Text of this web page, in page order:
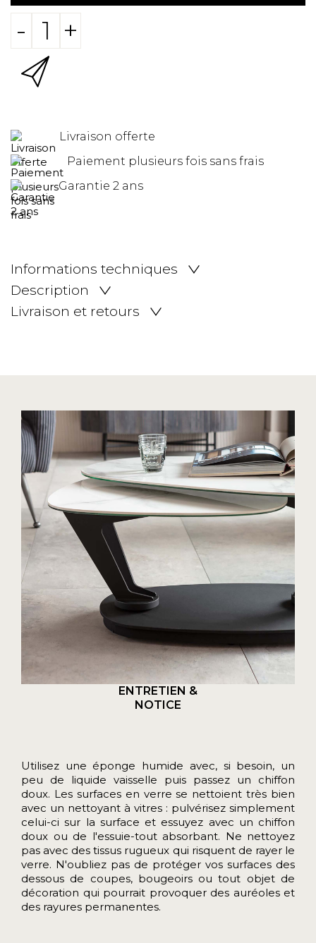
- +
Livraison offerte
Paiement plusieurs fois sans frais
Garantie 2 ans
Informations techniques
Description
Livraison et retours
ENTRETIEN &
NOTICE
Utilisez une éponge humide avec, si besoin, un
peu de liquide vaisselle puis passez un chiffon
doux. Les surfaces en verre se nettoient très bien
avec un nettoyant à vitres : pulvérisez simplement
celui-ci sur la surface et essuyez avec un chiffon
doux ou de l'essuie-tout absorbant. Ne nettoyez
pas avec des tissus rugueux qui risquent de rayer le
verre. N'oubliez pas de protéger vos surfaces des
dessous de coupes, bougeoirs ou tout objet de
décoration qui pourrait provoquer des auréoles et
des rayures permanentes.